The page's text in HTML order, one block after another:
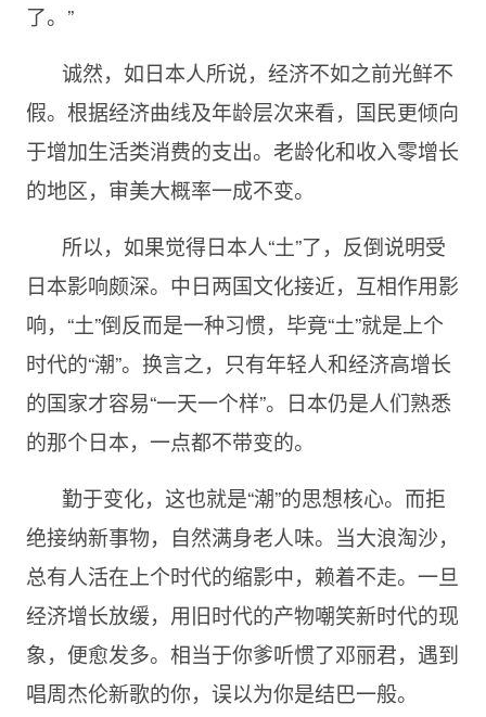
了。”
诚然，如日本人所说，经济不如之前光鲜不
假。根据经济曲线及年龄层次来看，国民更倾向
于增加生活类消费的支出。老龄化和收入零增长
的地区，审美大概率一成不变。
所以，如果觉得日本人“土”了，反倒说明受
日本影响颇深。中日两国文化接近，互相作用影
响，“土”倒反而是一种习惯，毕竟“土”就是上个
时代的“潮”。换言之，只有年轻人和经济高增长
的国家才容易“一天一个样”。日本仍是人们熟悉
的那个日本，一点都不带变的。
勤于变化，这也就是“潮”的思想核心。而拒
绝接纳新事物，自然满身老人味。当大浪淘沙，
总有人活在上个时代的缩影中，赖着不走。一旦
经济增长放缓，用旧时代的产物嘲笑新时代的现
象，便愈发多。相当于你爹听惯了邓丽君，遇到
唱周杰伦新歌的你，误以为你是结巴一般。